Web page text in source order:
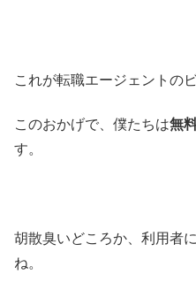
これが転職エージェントの
このおかげで、僕たちは無
す。
胡散臭いどころか、利用者
ね。